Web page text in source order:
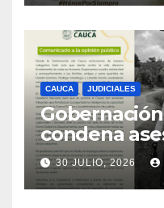
CAUCA JUDICIALES
condena
ciudadanos y exige medidas
urgentes al
Nacional
30 JULIO, 2026